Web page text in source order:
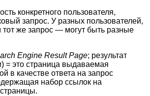
конкретного пользователя,
запрос. У разных пользователей,
же запрос — могут быть разные
Engine Result Page; результат
= это страница выдаваемая
в качестве ответа на запрос
набор ссылок на